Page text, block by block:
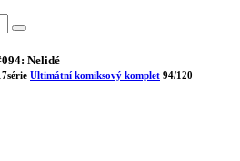
Nelidé
série Ultimátní komiksový komplet 94/120